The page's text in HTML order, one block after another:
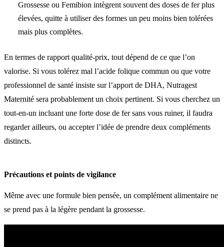
Grossesse ou Femibion intègrent souvent des doses de fer plus
élevées, quitte à utiliser des formes un peu moins bien tolérées
mais plus complètes.
En termes de rapport qualité-prix, tout dépend de ce que l’on
valorise. Si vous tolérez mal l’acide folique commun ou que votre
professionnel de santé insiste sur l’apport de DHA, Nutragest
Maternité sera probablement un choix pertinent. Si vous cherchez un
tout-en-un incluant une forte dose de fer sans vous ruiner, il faudra
regarder ailleurs, ou accepter l’idée de prendre deux compléments
distincts.
Précautions et points de vigilance
Même avec une formule bien pensée, un complément alimentaire ne
se prend pas à la légère pendant la grossesse.